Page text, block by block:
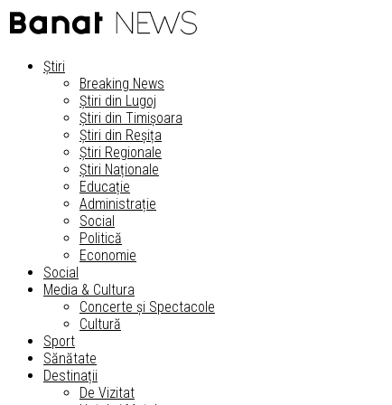
Știri
Breaking News
Știri din Lugoj
Știri din Timișoara
Știri din Reșița
Știri Regionale
Știri Naționale
Educație
Administrație
Social
Politică
Economie
Social
Media & Cultura
Concerte și Spectacole
Cultură
Sport
Sănătate
Destinații
De Vizitat